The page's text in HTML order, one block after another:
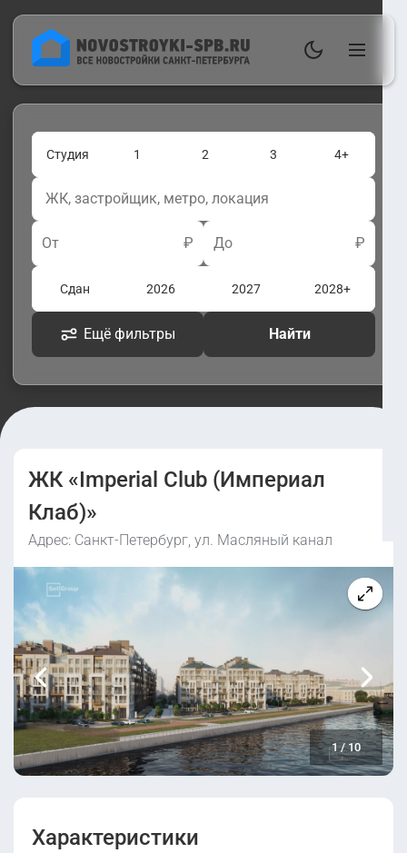
Студия 1 2 3 4+
От ₽ До ₽
Сдан 2026 2027 2028+
Ещё фильтры Найти
ЖК «Imperial Club (Империал
Клаб)»
Адрес: Санкт-Петербург, ул. Масляный канал
1/10
Характеристики